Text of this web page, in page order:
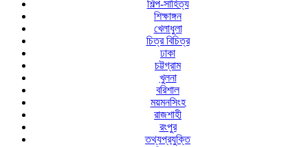
শিল্প-সাহিত্য
শিক্ষাঙ্গন
খেলাধুলা
চিত্র বিচিত্র
ঢাকা
চট্টগ্রাম
খুলনা
বরিশাল
ময়মনসিংহ
রাজশাহী
রংপুর
তথ্যপ্রযুক্তি